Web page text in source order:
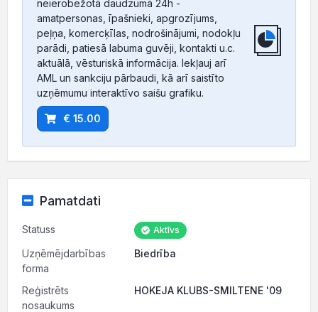
neierobežotā daudzumā 24h -
amatpersonas, īpašnieki, apgrozījums,
peļņa, komercķīlas, nodrošinājumi, nodokļu
parādi, patiesā labuma guvēji, kontakti u.c.
aktuālā, vēsturiskā informācija. Iekļauj arī
AML un sankciju pārbaudi, kā arī saistīto
uzņēmumu interaktīvo saišu grafiku.
€ 15.00
Pamatdati
Statuss Aktīvs
Uzņēmējdarbības
forma
Biedrība
Reģistrēts
nosaukums
HOKEJA KLUBS-SMILTENE '09